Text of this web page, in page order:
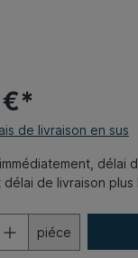
de livraison en sus
délai
délai de livraison plus
piéce